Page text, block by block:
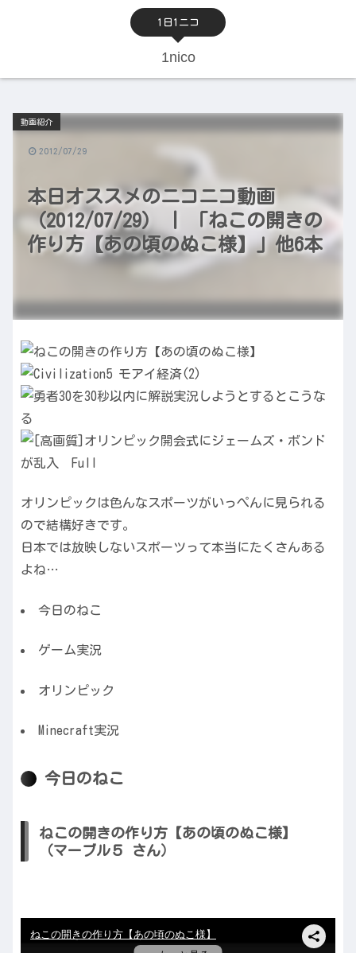
1日1ニコ
1nico
本日オススメのニコニコ動画
（2012/07/29） | 「ねこの開きの
作り方【あの頃のぬこ様】」他6本
動画紹介
2012/07/29
オリンピックは色んなスポーツがいっぺんに見られる
ので結構好きです。
日本では放映しないスポーツって本当にたくさんある
よね…
今日のねこ
ゲーム実況
オリンピック
Minecraft実況
今日のねこ
ねこの開きの作り方【あの頃のぬこ様】
（マーブル５ さん）